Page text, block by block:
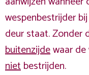
wespenbestrijder
deur staat. Zonder
buitenzijdewaar
nietbestrijden.